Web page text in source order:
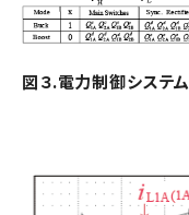
図３.電力制御システム